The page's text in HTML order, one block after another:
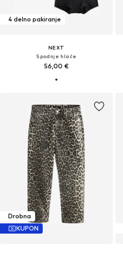
4 delno pakiranje
NEXT
Spodnje hlače
56,00 €
Drobna
KUPON